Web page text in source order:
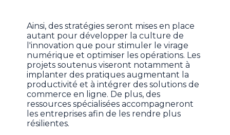
Ainsi, des stratégies seront mises en place
autant pour développer la culture de
l'innovation que pour stimuler le virage
numérique et optimiser les opérations. Les
projets soutenus viseront notamment à
implanter des pratiques augmentant la
productivité et à intégrer des solutions de
commerce en ligne. De plus, des
ressources spécialisées accompagneront
les entreprises afin de les rendre plus
résilientes.